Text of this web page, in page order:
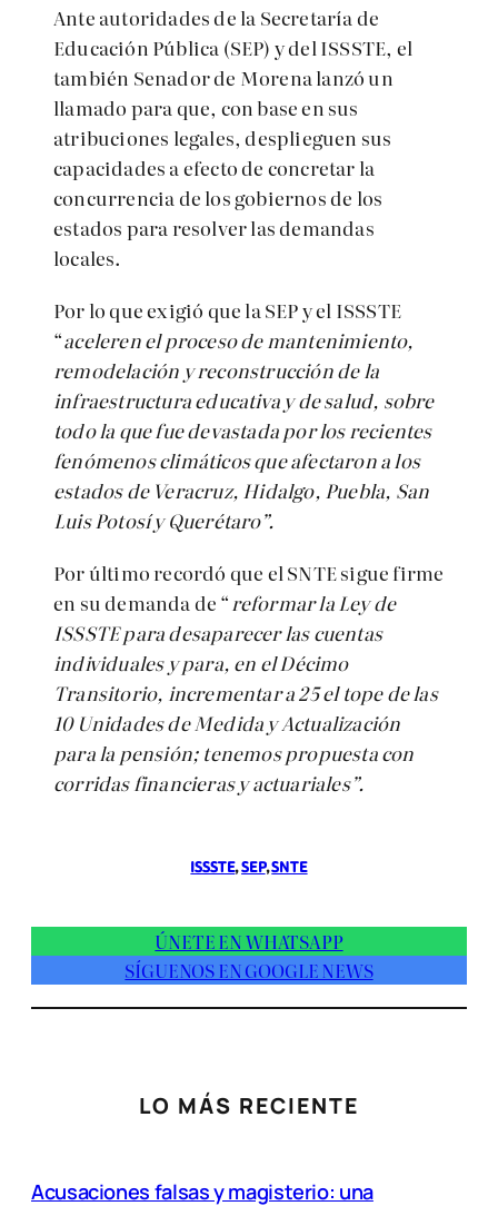
Ante autoridades de la Secretaría de
Educación Pública (SEP) y del ISSSTE, el
también Senador de Morena lanzó un
llamado para que, con base en sus
atribuciones legales, desplieguen sus
capacidades a efecto de concretar la
concurrencia de los gobiernos de los
estados para resolver las demandas
locales.
Por lo que exigió que la SEP y el ISSSTE
“aceleren el proceso de mantenimiento,
remodelación y reconstrucción de la
infraestructura educativa y de salud, sobre
todo la que fue devastada por los recientes
fenómenos climáticos que afectaron a los
estados de Veracruz, Hidalgo, Puebla, San
Luis Potosí y Querétaro”.
Por último recordó que el SNTE sigue firme
en su demanda de “reformar la Ley de
ISSSTE para desaparecer las cuentas
individuales y para, en el Décimo
Transitorio, incrementar a 25 el tope de las
10 Unidades de Medida y Actualización
para la pensión; tenemos propuesta con
corridas financieras y actuariales”.
ISSSTE, SEP, SNTE
ÚNETE EN WHATSAPP
SÍGUENOS EN GOOGLE NEWS
LO MÁS RECIENTE
Acusaciones falsas y magisterio: una